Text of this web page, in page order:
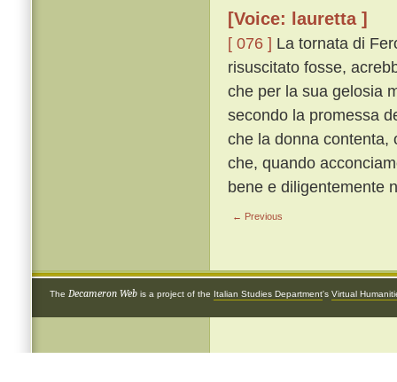
[Voice: lauretta ]
[ 076 ] La tornata di
risuscitato fosse,
che per la sua gelosia
secondo la promessa
che la donna contenta,
che, quando
bene e diligentemente
← Previous
The Decameron Web is a project of the Italian Studies Department's Virtual